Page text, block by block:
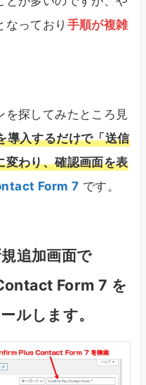
なっており 手順が複雑
を探してみたところ見
導入するだけで「送信
変わり、確認画面を表
Form 7 です。
追加画面で
Form 7 を
ルします。